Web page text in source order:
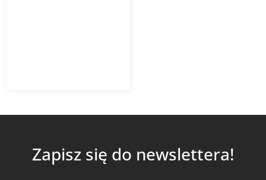
Zapisz się do newslettera!